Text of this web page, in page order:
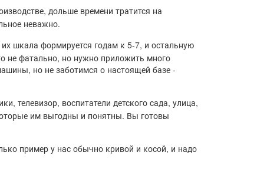
дольше времени тратится на
неважно.
шкала формируется годам к 5-7, и остальную
не фатально, но нужно приложить много
но не заботимся о настоящей базе -
телевизор, воспитатели детского сада, улица,
им выгодны и понятны. Вы готовы
пример у нас обычно кривой и косой, и надо